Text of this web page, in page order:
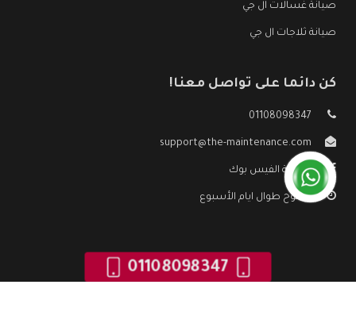
صيانة غسالات ال جي
صيانة ثلاجات ال جي
كن دائما على تواصل معنا!
01108098347
support@the-maintenance.com
صفحة الفيس بوك
مفتوح طوال ايام الأسبوع
01108098347